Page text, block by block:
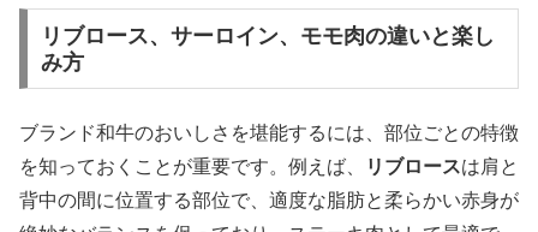
リブロース、サーロイン、モモ肉の違いと楽し
み方
ブランド和牛のおいしさを堪能するには、部位ごとの特徴
を知っておくことが重要です。例えば、
リブロースは肩と
背中の間に位置する部位で、適度な脂肪と柔らかい赤身が